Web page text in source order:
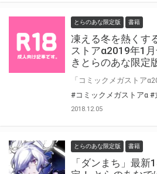
とらのあな限定版 書籍
凍える冬を熱くす
ストアα2019年1
きとらのあな限定
#コミックメガストアα #
2018.12.05
とらのあな限定版 書籍
「ダンまち」最